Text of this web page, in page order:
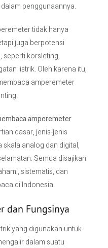
penggunaannya.
tidak hanya
juga berpotensi
seperti korsleting,
listrik. Oleh karena itu,
amperemeter
amperemeter
dasar, jenis-jenis
analog dan digital,
Semua disajikan
sistematis, dan
di Indonesia.
dan Fungsinya
yang digunakan untuk
dalam suatu